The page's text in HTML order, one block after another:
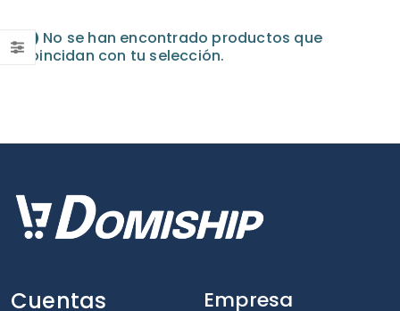
No se han encontrado productos que
coincidan con tu selección.
Cuentas Empresa